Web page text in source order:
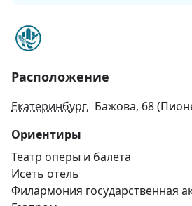
Расположение
Екатеринбург, Бажова, 68
Ориентиры
Театр оперы и балета
Исеть отель
Филармония государственная